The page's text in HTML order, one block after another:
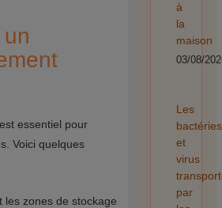
essentiel pour
Voici quelques
les zones de stockage
à
la
maison
03/08/
Les
bactéries
et
virus
par